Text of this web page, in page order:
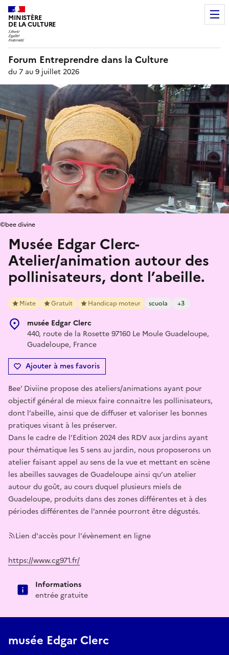
MINISTÈRE
DE LA CULTURE
Forum Entreprendre dans la Culture
du 7 au 9 juillet 2026
Musée Edgar Clerc-
Atelier/animation autour des
pollinisateurs, dont l’abeille.
Mixte Gratuit Handicap moteur scuola +3
musée Edgar Clerc
440, route de la Rosette 97160 Le Moule Guadeloupe,
Guadeloupe, France
Ajouter à mes favoris
©bee divine
Bee’ Diviine propose des ateliers/animations ayant pour
objectif général de mieux faire connaitre les pollinisateurs,
dont l’abeille, ainsi que de diffuser et valoriser les bonnes
pratiques visant à les préserver.
Dans le cadre de l’Edition 2024 des RDV aux jardins ayant
pour thématique les 5 sens au jardin, nous proposerons un
atelier faisant appel au sens de la vue et mettant en scène
les abeilles sauvages de Guadeloupe ainsi qu’un atelier
autour du goût, au cours duquel plusieurs miels de
Guadeloupe, produits dans des zones différentes et à des
périodes différentes de l’année pourront être dégustés.
Lien d'accès pour l'évènement en ligne
https://www.cg971.fr/
Informations
entrée gratuite
musée Edgar Clerc